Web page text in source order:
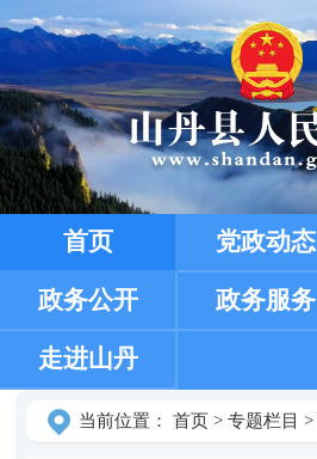
首页 党政动态
政务公开 政务服务
走进山丹
当前位置： 首页> 专题栏目 >